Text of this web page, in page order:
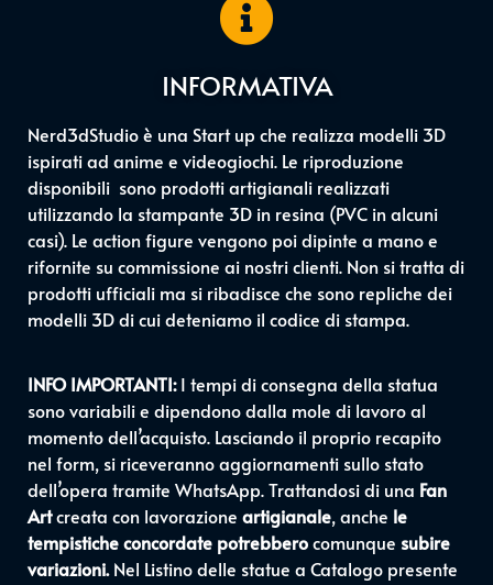
INFORMATIVA
Nerd3dStudio è una Start up che realizza modelli 3D
ispirati ad anime e videogiochi. Le riproduzione
disponibili sono prodotti artigianali realizzati
utilizzando la stampante 3D in resina (PVC in alcuni
casi). Le action figure vengono poi dipinte a mano e
rifornite su commissione ai nostri clienti. Non si tratta di
prodotti ufficiali ma si ribadisce che sono repliche dei
modelli 3D di cui deteniamo il codice di stampa.
INFO IMPORTANTI:I tempi di consegna della statua
sono variabili e dipendono dalla mole di lavoro al
momento dell’acquisto. Lasciando il proprio recapito
nel form, si riceveranno aggiornamenti sullo stato
dell’opera tramite WhatsApp. Trattandosi di una Fan
Artcreata con lavorazione artigianale, anche le
tempistiche concordate potrebberocomunque subire
variazioni.Nel Listino delle statue a Catalogo presente